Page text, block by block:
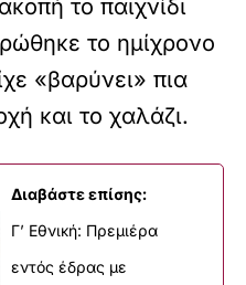
το παιχνίδι
το ημίχρονο
«βαρύνει» πια
και το χαλάζι.
Διαβάστε επίσης:
Γ’ Εθνική: Πρεμιέρα
εντός έδρας με